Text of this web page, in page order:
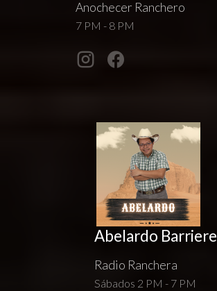
Anochecer Ranchero
7 PM - 8 PM
Abelardo Barriere
Radio Ranchera
Sábados 2 PM - 7 PM